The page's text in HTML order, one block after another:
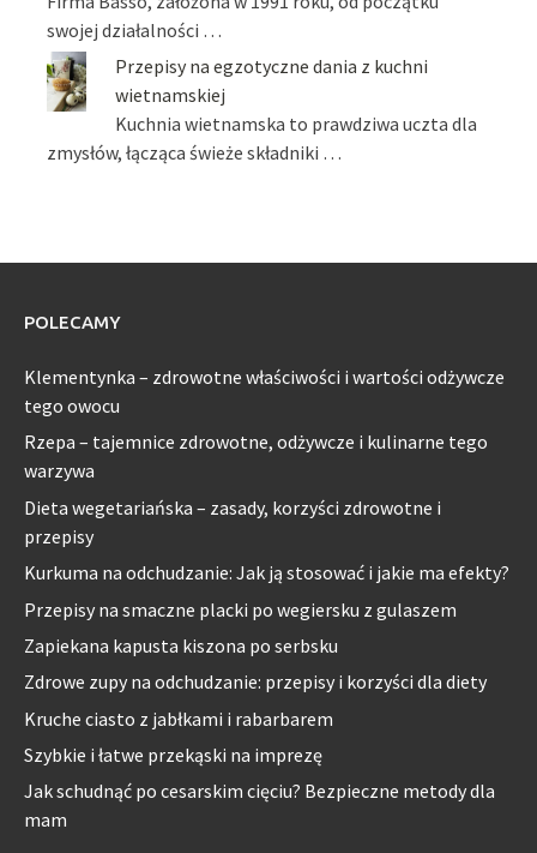
swojej działalności …
Przepisy na egzotyczne dania z kuchni
wietnamskiej
Kuchnia wietnamska to prawdziwa uczta dla
zmysłów, łącząca świeże składniki …
POLECAMY
Klementynka – zdrowotne właściwości i wartości odżywcze
tego owocu
Rzepa – tajemnice zdrowotne, odżywcze i kulinarne tego
warzywa
Dieta wegetariańska – zasady, korzyści zdrowotne i
przepisy
Kurkuma na odchudzanie: Jak ją stosować i jakie ma efekty?
Przepisy na smaczne placki po wegiersku z gulaszem
Zapiekana kapusta kiszona po serbsku
Zdrowe zupy na odchudzanie: przepisy i korzyści dla diety
Kruche ciasto z jabłkami i rabarbarem
Szybkie i łatwe przekąski na imprezę
Jak schudnąć po cesarskim cięciu? Bezpieczne metody dla
mam